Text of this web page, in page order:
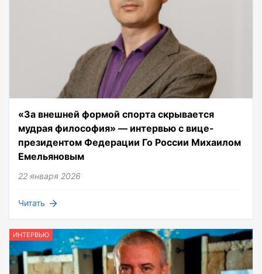
«За внешней формой спорта скрывается
мудрая философия» — интервью с вице-
президентом Федерации Го России Михаилом
Емельяновым
22 января 2026
Читать
ИНТЕРВЬЮ